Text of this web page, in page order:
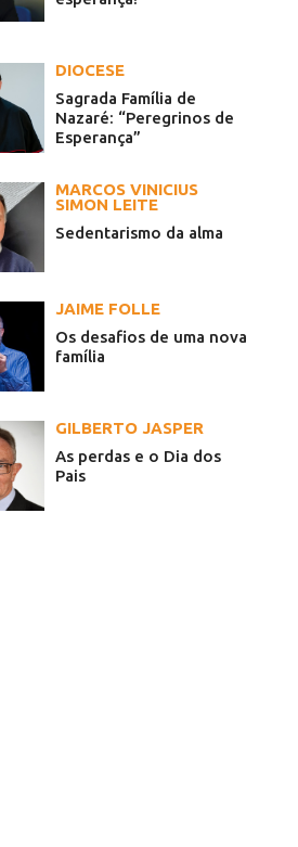
DIOCESE
Sagrada Família de
Nazaré: “Peregrinos de
Esperança”
MARCOS VINICIUS
SIMON LEITE
Sedentarismo da alma
JAIME FOLLE
Os desafios de uma nova
família
GILBERTO JASPER
As perdas e o Dia dos
Pais